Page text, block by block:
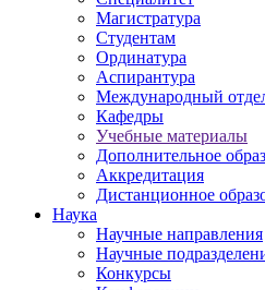
Магистратура
Студентам
Ординатура
Аспирантура
Международный
Кафедры
Учебные материалы
Дополнительное
Аккредитация
Дистанционное
Наука
Научные направления
Научные
Конкурсы